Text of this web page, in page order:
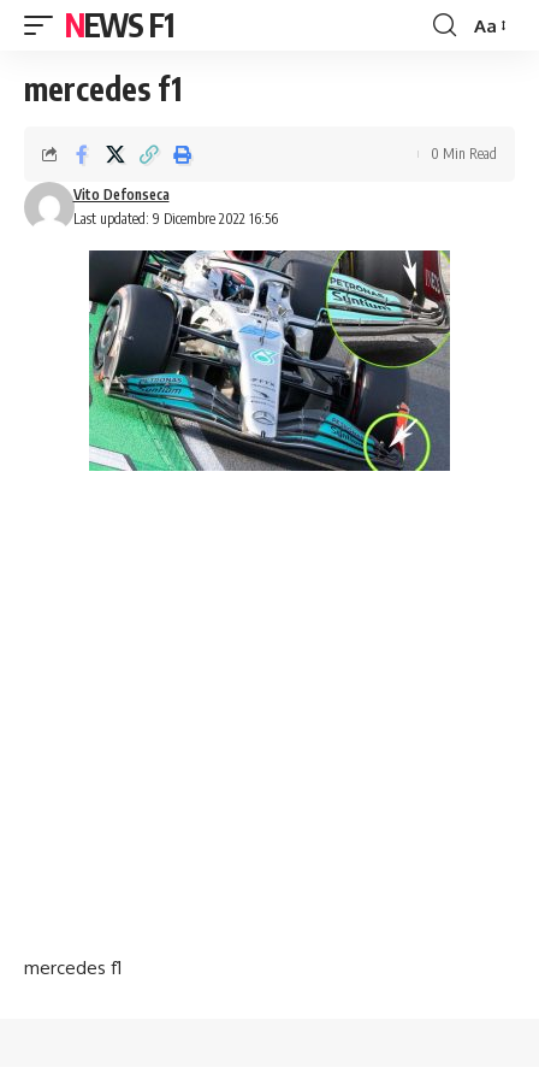
NEWS F1
Font
Aa
mercedes f1
Last updated: 9 Dicembre 2022 16:56
Vito Defonseca
0 Min Read
mercedes f1